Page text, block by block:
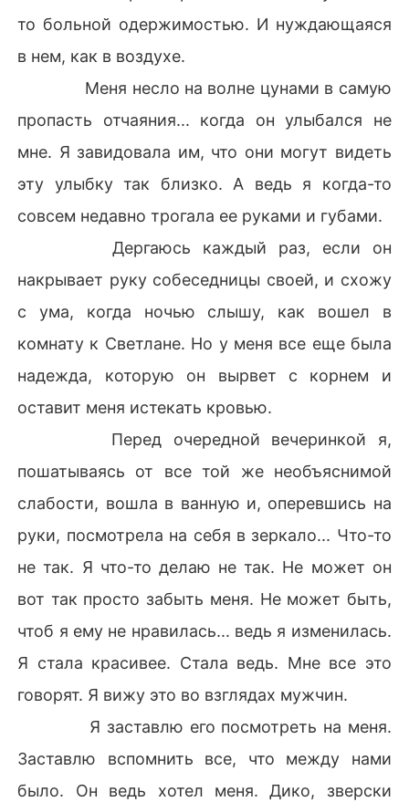
то больной одержимостью. И нуждающаяся
в нем, как в воздухе.
Меня несло на волне цунами в самую
пропасть отчаяния... когда он улыбался не
мне. Я завидовала им, что они могут видеть
эту улыбку так близко. А ведь я когда-то
совсем недавно трогала ее руками и губами.
Дергаюсь каждый раз, если он
накрывает руку собеседницы своей, и схожу
с ума, когда ночью слышу, как вошел в
комнату к Светлане. Но у меня все еще была
надежда, которую он вырвет с корнем и
оставит меня истекать кровью.
Перед очередной вечеринкой я,
пошатываясь от все той же необъяснимой
слабости, вошла в ванную и, оперевшись на
руки, посмотрела на себя в зеркало... Что-то
не так. Я что-то делаю не так. Не может он
вот так просто забыть меня. Не может быть,
чтоб я ему не нравилась... ведь я изменилась.
Я стала красивее. Стала ведь. Мне все это
говорят. Я вижу это во взглядах мужчин.
Я заставлю его посмотреть на меня.
Заставлю вспомнить все, что между нами
было. Он ведь хотел меня. Дико, зверски